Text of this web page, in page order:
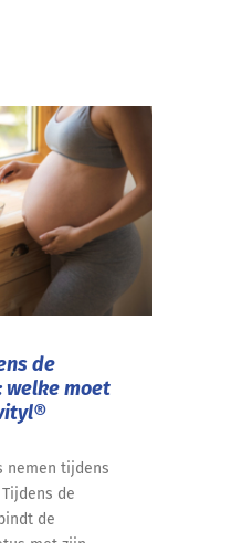
de
welke moet
nemen tijdens
de
de